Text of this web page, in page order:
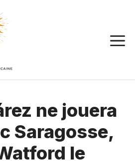
ne jouera
Saragosse,
le